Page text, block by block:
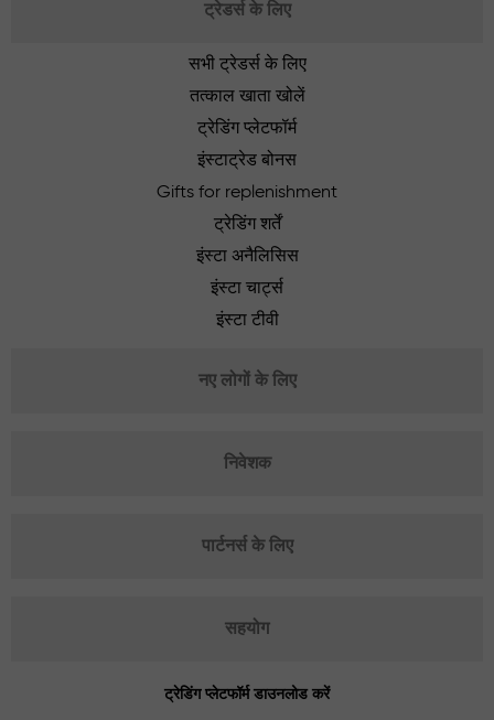
ट्रेडर्स के लिए
सभी ट्रेडर्स के लिए
तत्काल खाता खोलें
ट्रेडिंग प्लेटफॉर्म
इंस्टाट्रेड बोनस
Gifts for replenishment
ट्रेडिंग शर्तें
इंस्टा अनैलिसिस
इंस्टा चार्ट्स
इंस्टा टीवी
नए लोगों के लिए
निवेशक
पार्टनर्स के लिए
सहयोग
ट्रेडिंग प्लेटफॉर्म डाउनलोड करें